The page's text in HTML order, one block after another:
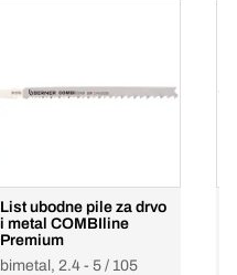
List ubodne pile za drvo
i metal COMBIline
Premium
bimetal, 2.4 - 5 / 105